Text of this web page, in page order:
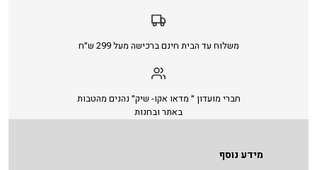
משלוח עד הבית חינם ברכישה מעל 299 ש״ח
חברי מועדון ״ מדאו אקו- שיק״ נהנים מהטבות
באתר ובחנות
מידע נוסף